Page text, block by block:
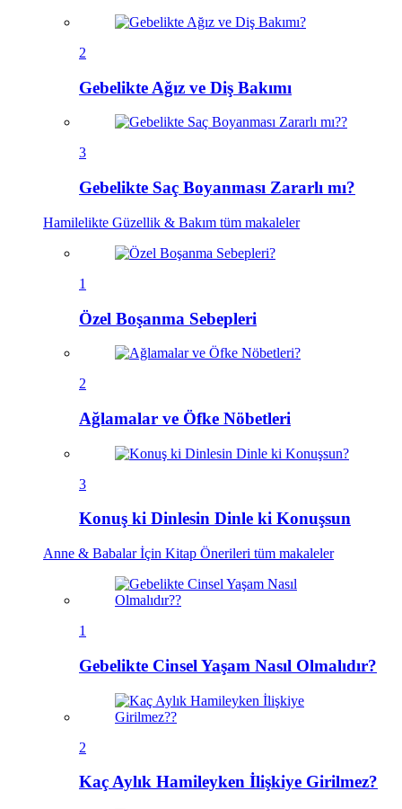
2
Gebelikte Ağız ve Diş Bakımı
3
Gebelikte Saç Boyanması Zararlı mı?
Hamilelikte Güzellik & Bakım tüm makaleler
1
Özel Boşanma Sebepleri
2
Ağlamalar ve Öfke Nöbetleri
3
Konuş ki Dinlesin Dinle ki Konuşsun
Anne & Babalar İçin Kitap Önerileri tüm makaleler
1
Gebelikte Cinsel Yaşam Nasıl Olmalıdır?
2
Kaç Aylık Hamileyken İlişkiye Girilmez?